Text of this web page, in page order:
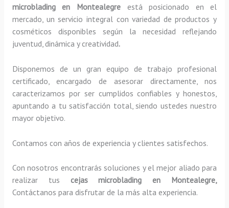
microblading en Montealegreestá posicionado en el
mercado, un servicio integral con variedad de productos y
cosméticos disponibles según la necesidad reflejando
juventud, dinámica y creatividad.
Disponemos de un gran equipo de trabajo profesional
certificado, encargado de asesorar directamente, nos
caracterizamos por ser cumplidos confiables y honestos,
apuntando a tu satisfacción total, siendo ustedes nuestro
mayor objetivo.
Contamos con años de experiencia y clientes satisfechos.
Con nosotros encontrarás soluciones y el mejor aliado para
realizar tus cejas microblading en Montealegre,
Contáctanos para disfrutar de la más alta experiencia.